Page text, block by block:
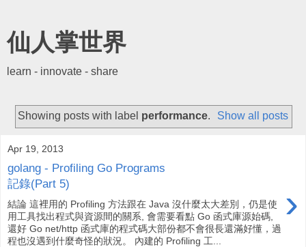
仙人掌世界
learn - innovate - share
Showing posts with label performance. Show all posts
Apr 19, 2013
golang - Profiling Go Programs
記錄(Part 5)
›
結論 這裡用的 Profiling 方法跟在 Java 沒什麼太大差別，仍是使
用工具找出程式與資源間的關系, 會需要看點 Go 函式庫源始碼,
還好 Go net/http 函式庫的程式碼大部份都不會很長還滿好懂，過
程也沒遇到什麼奇怪的狀況。 內建的 Profiling 工...